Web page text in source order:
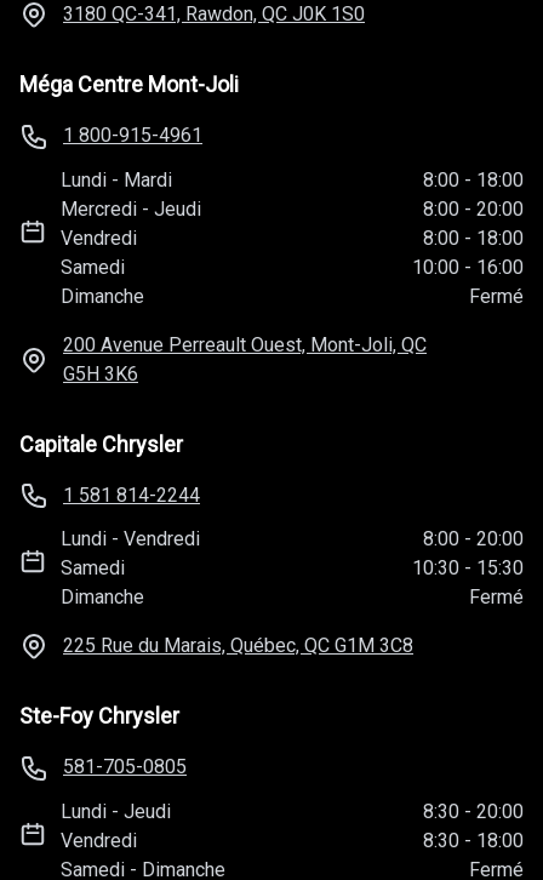
3180 QC-341, Rawdon, QC J0K 1S0
Méga Centre Mont-Joli
1 800-915-4961
Lundi - Mardi 8:00 - 18:00
Mercredi -Jeudi 8:00 - 20:00
Vendredi
8:00 - 18:00
Samedi
10:00 - 16:00
Dimanche
Fermé
200 Avenue Perreault Ouest, Mont-Joli, QC
G5H 3K6
Capitale Chrysler
1 581 814-2244
Lundi -Vendredi 8:00 - 20:00
Samedi
10:30 - 15:30
Dimanche
Fermé
225 Rue du Marais, Québec, QC G1M 3C8
Ste-Foy Chrysler
581-705-0805
Lundi -Jeudi 8:30 - 20:00
Vendredi
8:30 - 18:00
Samedi - Dimanche Fermé